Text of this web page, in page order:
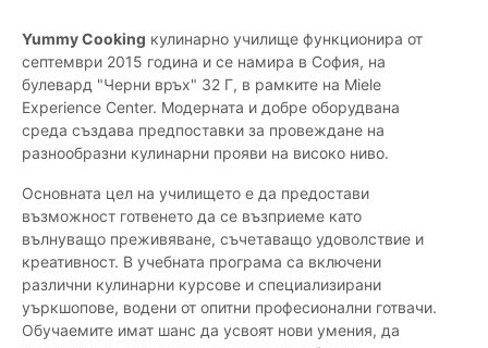
Yummy Cooking кулинарно училище функционира от
септември 2015 година и се намира в София, на
булевард "Черни връх" 32 Г, в рамките на Miele
Experience Center. Модерната и добре оборудвана
среда създава предпоставки за провеждане на
разнообразни кулинарни прояви на високо ниво.
Основната цел на училището е да предостави
възможност готвенето да се възприеме като
вълнуващо преживяване, съчетаващо удоволствие и
креативност. В учебната програма са включени
различни кулинарни курсове и специализирани
уъркшопове, водени от опитни професионални готвачи.
Обучаемите имат шанс да усвоят нови умения, да